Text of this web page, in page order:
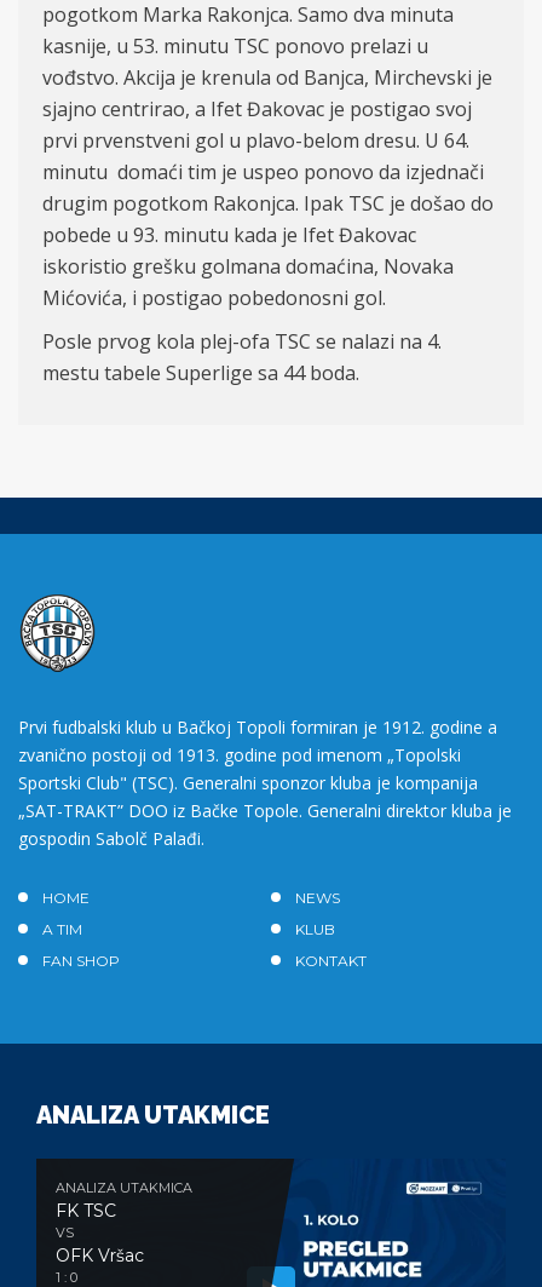
pogotkom Marka Rakonjca. Samo dva minuta
kasnije, u 53. minutu TSC ponovo prelazi u
vođstvo. Akcija je krenula od Banjca, Mirchevski je
sjajno centrirao, a Ifet Đakovac je postigao svoj
prvi prvenstveni gol u plavo-belom dresu. U 64.
minutu domaći tim je uspeo ponovo da izjednači
drugim pogotkom Rakonjca. Ipak TSC je došao do
pobede u 93. minutu kada je Ifet Đakovac
iskoristio grešku golmana domaćina, Novaka
Mićovića, i postigao pobedonosni gol.
Posle prvog kola plej-ofa TSC se nalazi na 4.
mestu tabele Superlige sa 44 boda.
Prvi fudbalski klub u Bačkoj Topoli formiran je 1912. godine a
zvanično postoji od 1913. godine pod imenom „Topolski
Sportski Club" (TSC). Generalni sponzor kluba je kompanija
„SAT-TRAKT” DOO iz Bačke Topole. Generalni direktor kluba je
gospodin Sabolč Palađi.
HOME
NEWS
A TIM
KLUB
FAN SHOP
KONTAKT
ANALIZA UTAKMICE
ANALIZA UTAKMICA
FK TSC
VS
OFK Vršac
1 : 0